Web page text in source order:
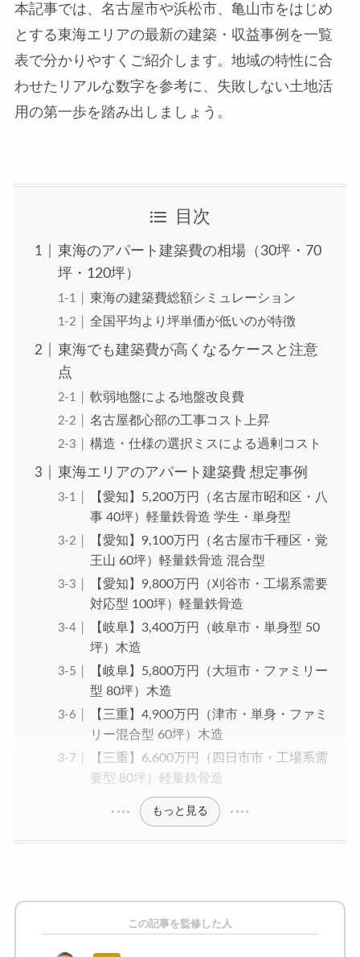
本記事では、名古屋市や浜松市、亀山市をはじめ
とする東海エリアの最新の建築・収益事例を一覧
表で分かりやすくご紹介します。地域の特性に合
わせたリアルな数字を参考に、失敗しない土地活
用の第一歩を踏み出しましょう。
目次
東海のアパート建築費の相場（30坪・70
坪・120坪）
東海の建築費総額シミュレーション
全国平均より坪単価が低いのが特徴
東海でも建築費が高くなるケースと注意
点
軟弱地盤による地盤改良費
名古屋都心部の工事コスト上昇
構造・仕様の選択ミスによる過剰コスト
東海エリアのアパート建築費 想定事例
【愛知】5,200万円（名古屋市昭和区・八
事 40坪）軽量鉄骨造 学生・単身型
【愛知】9,100万円（名古屋市千種区・覚
王山 60坪）軽量鉄骨造 混合型
【愛知】9,800万円（刈谷市・工場系需要
対応型 100坪）軽量鉄骨造
【岐阜】3,400万円（岐阜市・単身型 50
坪）木造
【岐阜】5,800万円（大垣市・ファミリー
型 80坪）木造
【三重】4,900万円（津市・単身・ファミ
リー混合型 60坪）木造
【三重】6,600万円（四日市市・工場系需
要型 80坪）軽量鉄骨造
もっと見る
この記事を監修した人